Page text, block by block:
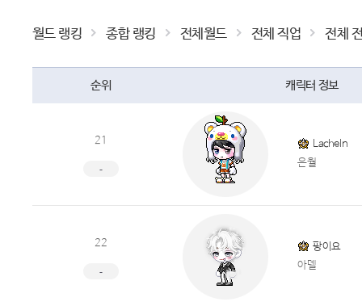
월드 랭킹 종합 랭킹 전체월드 전체 직업 전체
순위 캐릭터 정보
21
-
Lacheln
은월
22
-
팡이요
아델